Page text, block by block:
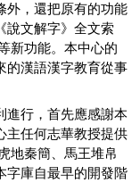
外，還把原有的功能
說文解字》全文索
新功能。本中心的
的漢語漢字教育從事
進行，首先應感謝本
主任何志華教授提供
地秦簡、馬王堆帛
字庫自最早的開發階